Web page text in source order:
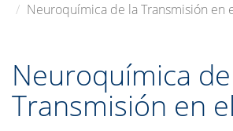
Neuroquímica de la Transmisión en
Neuroquímica
Transmisión en